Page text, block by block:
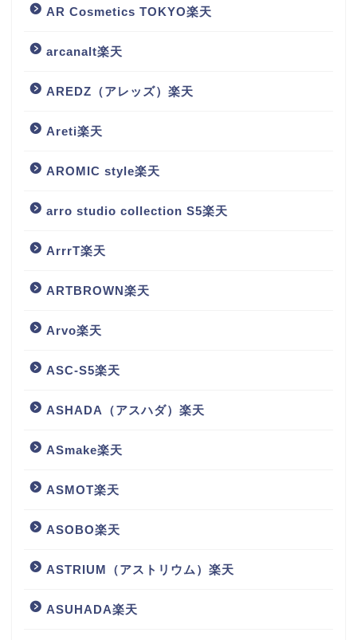
AR Cosmetics TOKYO楽天
arcanalt楽天
AREDZ（アレッズ）楽天
Areti楽天
AROMIC style楽天
arro studio collection S5楽天
ArrrT楽天
ARTBROWN楽天
Arvo楽天
ASC-S5楽天
ASHADA（アスハダ）楽天
ASmake楽天
ASMOT楽天
ASOBO楽天
ASTRIUM（アストリウム）楽天
ASUHADA楽天